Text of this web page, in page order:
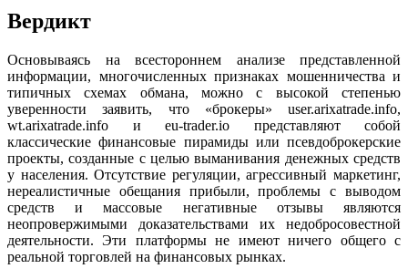
Вердикт
Основываясь на всестороннем анализе представленной
информации, многочисленных признаках мошенничества и
типичных схемах обмана, можно с высокой степенью
уверенности заявить, что «брокеры» user.arixatrade.info,
wt.arixatrade.info и eu-trader.io представляют собой
классические финансовые пирамиды или псевдоброкерские
проекты, созданные с целью выманивания денежных средств
у населения. Отсутствие регуляции, агрессивный маркетинг,
нереалистичные обещания прибыли, проблемы с выводом
средств и массовые негативные отзывы являются
неопровержимыми доказательствами их недобросовестной
деятельности. Эти платформы не имеют ничего общего с
реальной торговлей на финансовых рынках.